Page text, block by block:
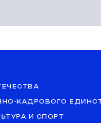
КАДРОВОГО
И СПОРТ